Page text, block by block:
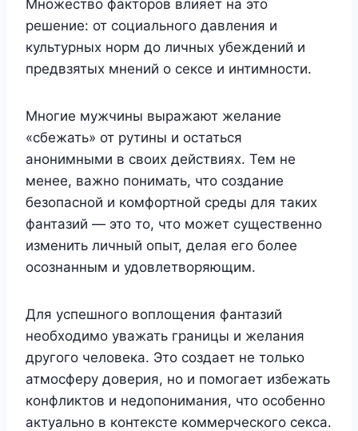
Множество факторов влияет на это
решение: от социального давления и
культурных норм до личных убеждений и
предвзятых мнений о сексе и интимности.
Многие мужчины выражают желание
«сбежать» от рутины и остаться
анонимными в своих действиях. Тем не
менее, важно понимать, что создание
безопасной и комфортной среды для таких
фантазий — это то, что может существенно
изменить личный опыт, делая его более
осознанным и удовлетворяющим.
Для успешного воплощения фантазий
необходимо уважать границы и желания
другого человека. Это создает не только
атмосферу доверия, но и помогает избежать
конфликтов и недопонимания, что особенно
актуально в контексте коммерческого секса.